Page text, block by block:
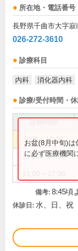
所在地・電話番号
長野県千曲市大字寂
026-272-3610
診療科目
内科 消化器内科
診療/受付時間・休
9:00～12:30
15:00～17:00
お盆(8月中旬)は
に必ず医療機関
備考: 8:45頃
休診日: 水、日、祝